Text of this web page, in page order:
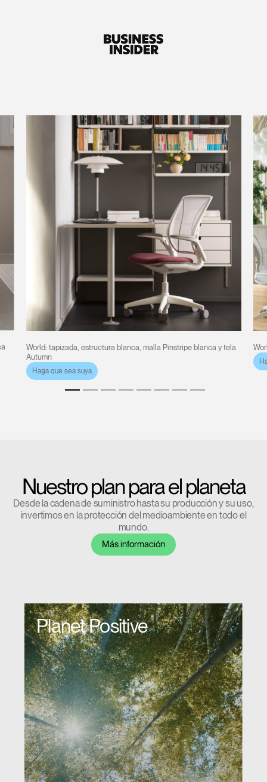
REGISTRO
SIGN IN WITH SSO
¿Ha olvidado su
contraseña?
América Latina
Select
Region
¿Tiene un código de
referencia?
ENTRAR
Close
World: tapizada, estructura blanca, malla Pinstripe blanca y tela
Autumn
Haga que sea suya
Nuestro plan para el planeta
Desde la cadena de suministro hasta su producción y su uso,
invertimos en la protección del medioambiente en todo el
mundo.
Más información
Planet Positive